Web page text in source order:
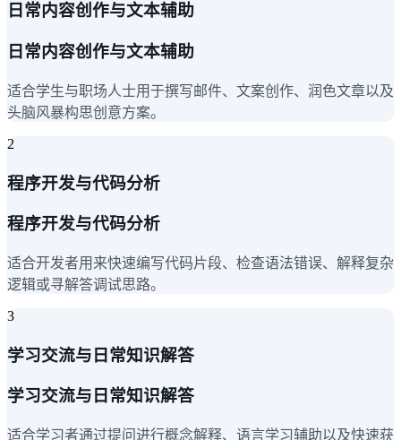
日常内容创作与文本辅助
日常内容创作与文本辅助
适合学生与职场人士用于撰写邮件、文案创作、润色文章以及
头脑风暴构思创意方案。
2
程序开发与代码分析
程序开发与代码分析
适合开发者用来快速编写代码片段、检查语法错误、解释复杂
逻辑或寻解答调试思路。
3
学习交流与日常知识解答
学习交流与日常知识解答
适合学习者通过提问进行概念解释、语言学习辅助以及快速获